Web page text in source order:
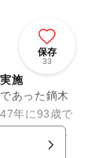
保存
33
施
あった鏑木
年に93歳で
室は当時の